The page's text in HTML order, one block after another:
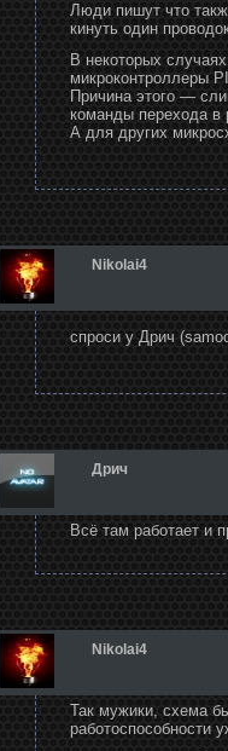
Люди пишут что
кинуть один
В некоторых
микроконтроллеры
Причина этого —
команды перехода в
А для других
Nikolai4
спроси у Дрич
Дрич
Всё там работает и
Nikolai4
Так мужики, схема
работоспособности